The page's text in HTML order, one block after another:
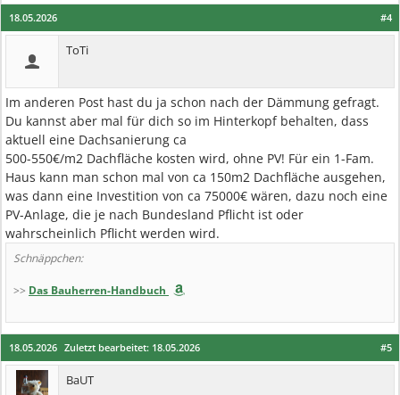
#4
18.05.2026
ToTi
Im anderen Post hast du ja schon nach der Dämmung gefragt.
Du kannst aber mal für dich so im Hinterkopf behalten, dass
aktuell eine Dachsanierung ca
500-550€/m2 Dachfläche kosten wird, ohne PV! Für ein 1-Fam.
Haus kann man schon mal von ca 150m2 Dachfläche ausgehen,
was dann eine Investition von ca 75000€ wären, dazu noch eine
PV-Anlage, die je nach Bundesland Pflicht ist oder
wahrscheinlich Pflicht werden wird.
Schnäppchen:
>> Das Bauherren-Handbuch
#5
18.05.2026 Zuletzt bearbeitet: 18.05.2026
BaUT